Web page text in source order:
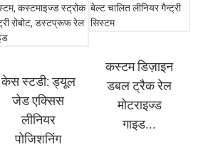
केस स्टडी: ड्यूल
जेड एक्सिस
लीनियर
पोजिशनिंग
कस्टम डिज़ाइन
डबल ट्रैक रेल
मोटराइज्ड
गाइड...